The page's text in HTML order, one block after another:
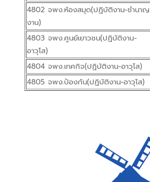
4802 จพง.ห้องสมุด(ปฏิบัติงาน-ชำนาญ
งาน)
4803 จพง.ศูนย์เยาวชน(ปฏิบัติงาน-
อาวุโส)
4804 จพง.เทศกิจ(ปฏิบัติงาน-อาวุโส)
4805 จพง.ป้องกัน(ปฏิบัติงาน-อาวุโส)